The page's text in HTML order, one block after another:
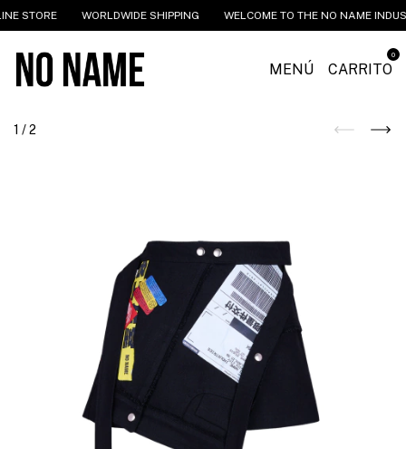
STORE WORLDWIDE SHIPPING WELCOME TO THE NO NAME
MENÚ CARRITO
0
1 /2